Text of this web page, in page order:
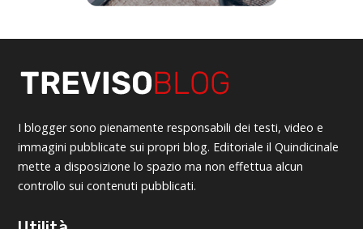
I blogger sono pienamente responsabili dei testi, video e
immagini pubblicate sui propri blog. Editoriale il Quindicinale
mette a disposizione lo spazio ma non effettua alcun
controllo sui contenuti pubblicati.